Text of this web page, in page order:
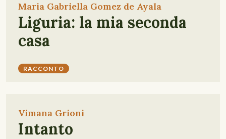
Maria Gabriella Gomez de Ayala
Liguria: la mia seconda
casa
RACCONTO
Vimana Grioni
Intanto